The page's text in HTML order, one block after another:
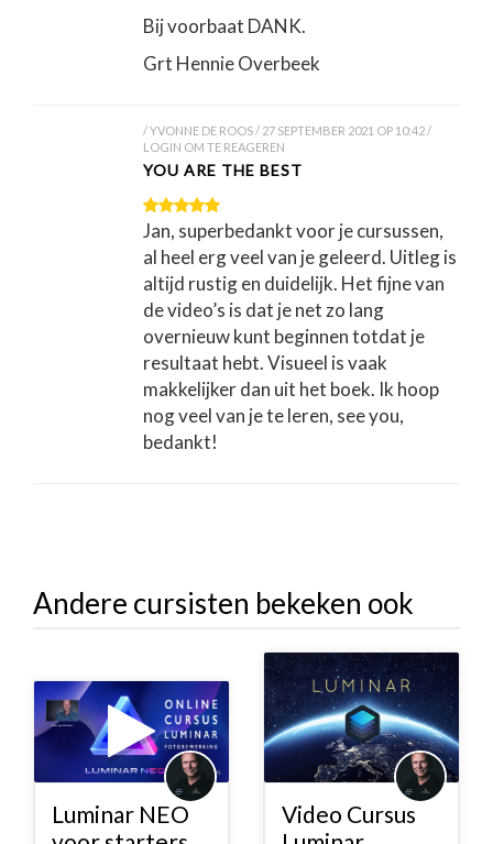
Bij voorbaat DANK.
Grt Hennie Overbeek
YVONNE DE ROOS
27 SEPTEMBER 2021 OP 10:42
LOGIN OM TE REAGEREN
YOU ARE THE BEST
Jan, superbedankt voor je cursussen,
al heel erg veel van je geleerd. Uitleg is
altijd rustig en duidelijk. Het fijne van
de video’s is dat je net zo lang
overnieuw kunt beginnen totdat je
resultaat hebt. Visueel is vaak
makkelijker dan uit het boek. Ik hoop
nog veel van je te leren, see you,
bedankt!
Andere cursisten bekeken ook
Luminar NEO
Video Cursus